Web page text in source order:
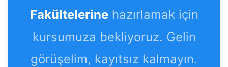
Fakültelerinehazırlamak için
kursumuza bekliyoruz. Gelin
görüşelim, kayıtsız kalmayın.